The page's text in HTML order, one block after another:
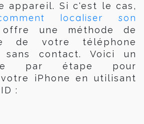
appareil. Si c'est le cas,
localiser son
une méthode de
de votre téléphone
sans contact. Voici un
par étape pour
iPhone en utilisant
: